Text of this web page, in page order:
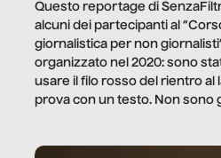
Questo reportage di
alcuni dei partecipanti al
giornalistica per non
organizzato nel 2020: sono
usare il filo rosso del rientro al
prova con un testo. Non sono